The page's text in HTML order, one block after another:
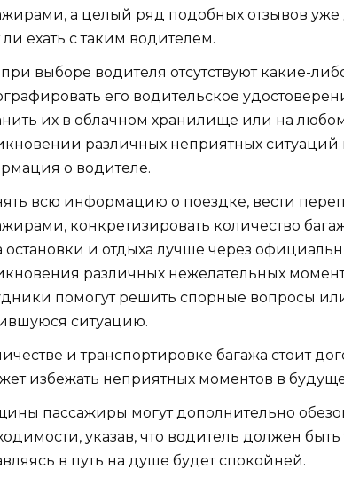
а целый ряд подобных отзывов уже
ли ехать с таким водителем.
выборе водителя отсутствуют какие-
его водительское
их в облачном хранилище или на
различных неприятных ситуаций
о водителе.
всю информацию о поездке, вести
конкретизировать количество
остановки и отдыха лучше через
различных нежелательных
помогут решить спорные вопросы
ситуацию.
и транспортировке багажа стоит
избежать неприятных моментов в
пассажиры могут дополнительно
указав, что водитель должен
в путь на душе будет спокойней.